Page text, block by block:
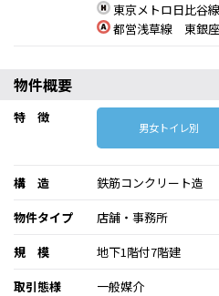
東京メトロ日比谷
都営浅草線 東銀
物件概要
特 徴
男女トイレ別
構 造
鉄筋コンクリート造
物件タイプ
店舗・事務所
規 模
地下1階付7階建
取引態様
一般媒介